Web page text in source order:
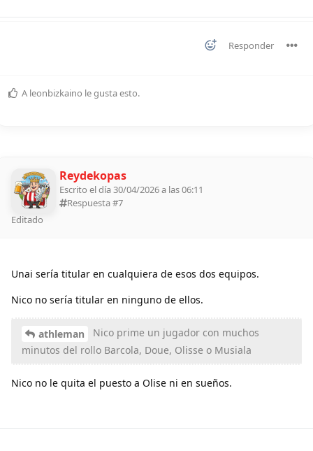
Responder
A leonbizkaino le gusta esto.
Reydekopas
Escrito el día 30/04/2026 a las 06:11
Respuesta #7
Editado
Unai sería titular en cualquiera de esos dos equipos.
Nico no sería titular en ninguno de ellos.
athleman
Nico prime un jugador con muchos
minutos del rollo Barcola, Doue, Olisse o Musiala
Nico no le quita el puesto a Olise ni en sueños.